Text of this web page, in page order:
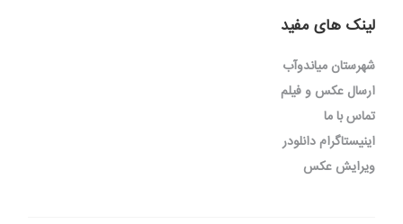
لینک های مفید
شهرستان میاندوآب
ارسال عکس و فیلم
تماس با ما
اینیستاگرام دانلودر
ویرایش عکس